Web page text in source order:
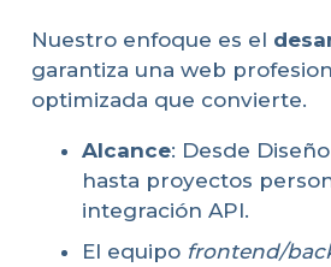
Nuestro enfoque es el
garantiza una web
optimizada que convierte.
Alcance: Desde
hasta proyectos
integración API.
El equipo frontend/